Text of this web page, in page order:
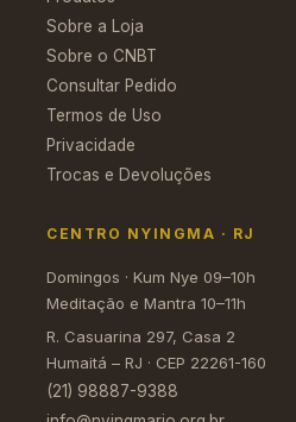
Sobre a Loja
Sobre o CNBT
Consultar Pedido
Termos de Uso
Privacidade
Trocas e Devoluções
CENTRO NYINGMA · RJ
Domingos · Kum Nye 09–10h
Meditação e Mantra 10–11h
R. Casuarina 297, Casa 2
Humaitá – RJ · CEP 22261-160
(21) 98887-9388